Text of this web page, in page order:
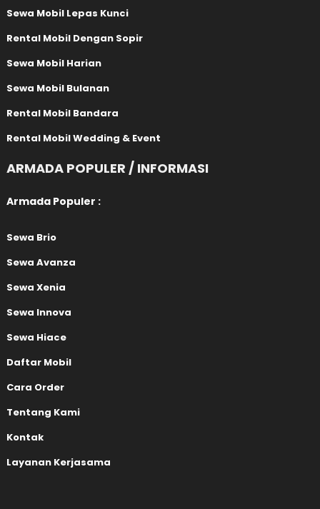
Sewa Mobil Lepas Kunci
Rental Mobil Dengan Sopir
Sewa Mobil Harian
Sewa Mobil Bulanan
Rental Mobil Bandara
Rental Mobil Wedding & Event
ARMADA POPULER / INFORMASI
Armada Populer :
Sewa Brio
Sewa Avanza
Sewa Xenia
Sewa Innova
Sewa Hiace
Daftar Mobil
Cara Order
Tentang Kami
Kontak
Layanan Kerjasama